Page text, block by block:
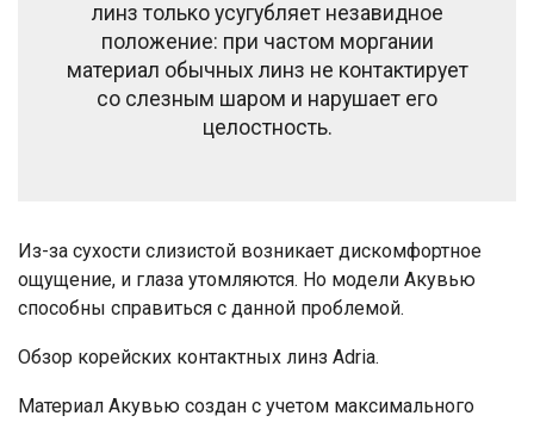
линз только усугубляет незавидное
положение: при частом моргании
материал обычных линз не контактирует
со слезным шаром и нарушает его
целостность.
Из-за сухости слизистой возникает дискомфортное
ощущение, и глаза утомляются. Но модели Акувью
способны справиться с данной проблемой.
Обзор корейских контактных линз Adria.
Материал Акувью создан с учетом максимального